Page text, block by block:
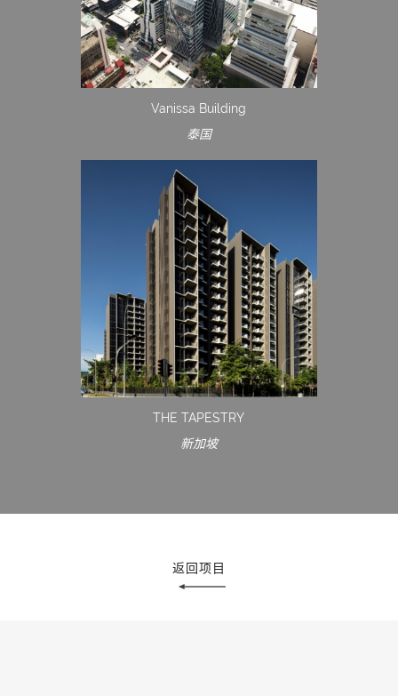
Vanissa Building
泰国
THE TAPESTRY
新加坡
返回项目